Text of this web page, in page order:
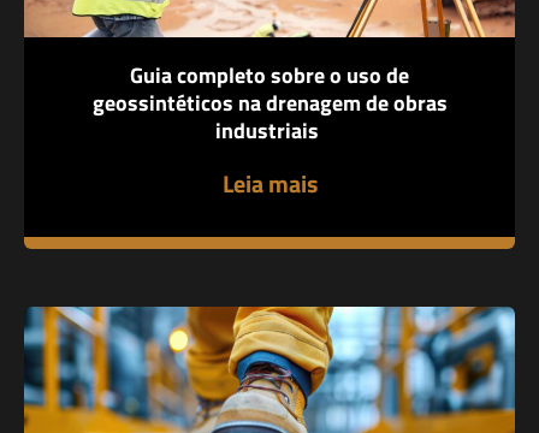
Guia completo sobre o uso de
geossintéticos na drenagem de obras
industriais
Leia mais